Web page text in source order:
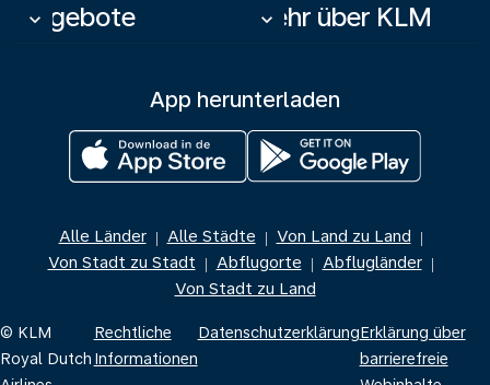
Angebote
keyboard_arrow_down Mehr über KLM
keyboard_arrow_down
App herunterladen
Alle Länder | Alle Städte | Von Land zu Land |
Von Stadt zu Stadt | Abflugorte | Abflugländer |
Von Stadt zu Land
© KLM
Royal Dutch
Rechtliche
Informationen
DatenschutzerklärungErklärung über
barrierefreie